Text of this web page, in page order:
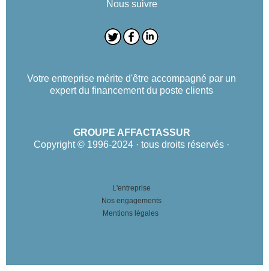
Nous suivre
Votre entreprise mérite d'être accompagné par un
expert du financement du poste clients
GROUPE AFFACTASSUR
Copyright © 1996-2024 · tous droits réservés ·
L'entreprise
Nos engagements
Mentions légales